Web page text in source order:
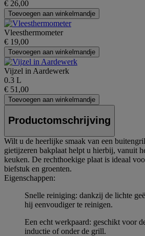
€ 26,00
Toevoegen aan winkelmandje
Vleesthermometer
€ 19,00
Toevoegen aan winkelmandje
Vijzel in Aardewerk
0.3 L
€ 51,00
Toevoegen aan winkelmandje
Productomschrijving
Wilt u de heerlijke smaak van een
gietijzeren bakplaat helpt u hierbij, vanuit
keuken. De rechthoekige plaat is ideaal
biefstuk en groenten.
Eigenschappen:
Snelle reiniging: dankzij de lichte
hij eenvoudiger te reinigen.
Een echt werkpaard: geschikt voor
inductie of onder de grill.